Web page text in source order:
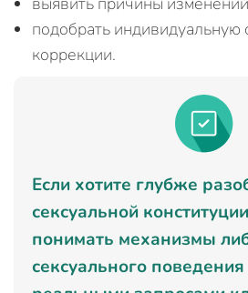
подобрать индивидуальную
коррекции.
Если хотите глубже
сексуальной
понимать механизмы
сексуального